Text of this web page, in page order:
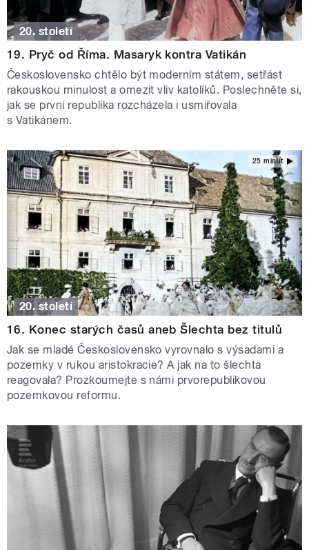
20. století
19. Pryč od Říma. Masaryk kontra Vatikán
Československo chtělo být moderním státem, setřást
rakouskou minulost a omezit vliv katolíků. Poslechněte si,
jak se první republika rozcházela i usmiřovala
s Vatikánem.
25 minut
20. století
16. Konec starých časů aneb Šlechta bez titulů
Jak se mladé Československo vyrovnalo s výsadami a
pozemky v rukou aristokracie? A jak na to šlechta
reagovala? Prozkoumejte s námi prvorepublikovou
pozemkovou reformu.